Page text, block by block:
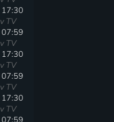
TV
TV
TV
TV
TV